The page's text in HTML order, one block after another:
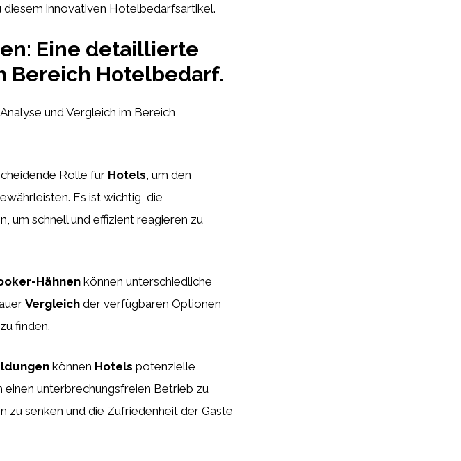
innovativen Hotelbedarfsartikel.
Eine detaillierte
Bereich Hotelbedarf.
und Vergleich im Bereich
Rolle für Hotels , um den
Es ist wichtig, die
um schnell und effizient reagieren zu
Hähnenkönnen unterschiedliche
Vergleich der verfügbaren Optionen
finden.
können Hotels potenzielle
unterbrechungsfreien Betrieb zu
zu senken und die Zufriedenheit der Gäste